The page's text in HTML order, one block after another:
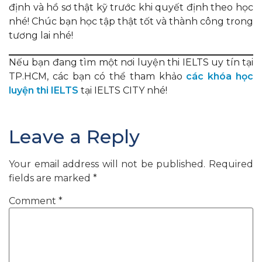
định và hồ sơ thật kỹ trước khi quyết định theo học
nhé! Chúc bạn học tập thật tốt và thành công trong
tương lai nhé!
Nếu bạn đang tìm một nơi luyện thi IELTS uy tín tại
TP.HCM, các bạn có thể tham khảo các khóa học
luyện thi IELTS tại IELTS CITY nhé!
Leave a Reply
Your email address will not be published. Required
fields are marked *
Comment *